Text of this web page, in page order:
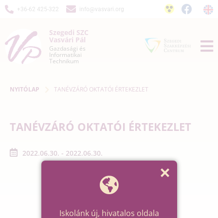
+36-62 425-322 info@vasvari.org
Szegedi SZC
Vasvári Pál
Gazdasági és
Informatikai
Technikum
NYITÓLAP TANÉVZÁRÓ OKTATÓI ÉRTEKEZLET
TANÉVZÁRÓ OKTATÓI ÉRTEKEZLET
2022.06.30. - 2022.06.30.
Iskolánk új, hivatalos oldala